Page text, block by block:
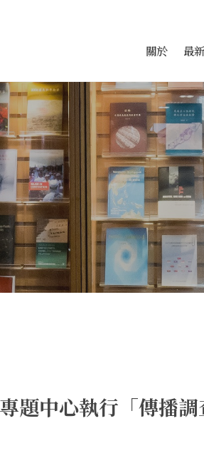
研究中心 跳至中央
關於 最
題中心執行「傳播